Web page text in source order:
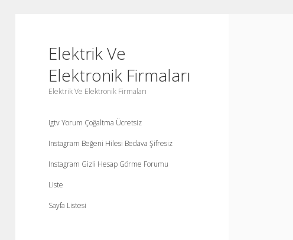
Elektrik Ve
Elektronik Firmaları
Elektrik Ve Elektronik Firmaları
Igtv Yorum Çoğaltma Ücretsiz
Instagram Beğeni Hilesi Bedava Şifresiz
Instagram Gizli Hesap Görme Forumu
Liste
Sayfa Listesi